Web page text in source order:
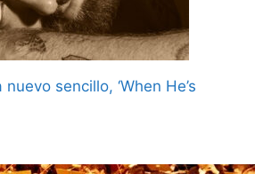
sencillo, ‘When He’s